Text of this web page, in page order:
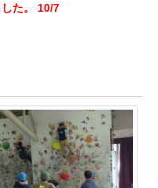
た。 10/7